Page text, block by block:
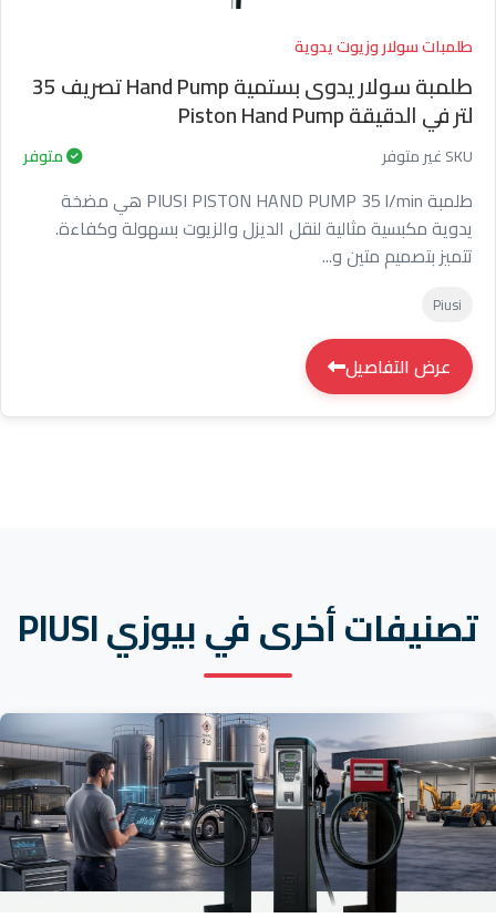
طلمبات سولار وزيوت يدوية
طلمبة سولار يدوى بستمية Hand Pump تصريف 35
لتر في الدقيقة Piston Hand Pump
SKU غير متوفر متوفر
طلمبة PIUSI PISTON HAND PUMP 35 l/min هي مضخة
يدوية مكبسية مثالية لنقل الديزل والزيوت بسهولة وكفاءة.
تتميز بتصميم متين و...
Piusi
عرض التفاصيل
تصنيفات أخرى في بيوزي PIUSI